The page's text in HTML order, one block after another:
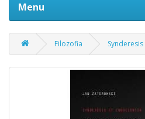
Menu
Filozofia